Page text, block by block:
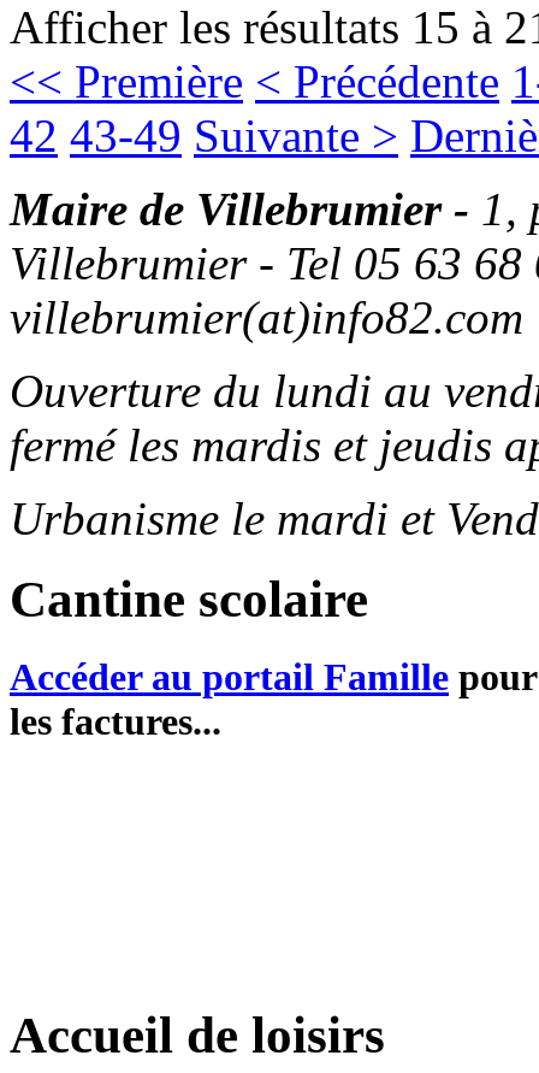
Afficher les résultats 15 à
<< Première < Précédente
42 43-49 Suivante >
Maire de Villebrumier - 1,
Villebrumier - Tel 05 63
villebrumier(at)info82.com
Ouverture du lundi au
fermé les mardis et jeudis
Urbanisme le mardi et
Cantine scolaire
Accéder au portail Famille
les factures...
Accueil de loisirs